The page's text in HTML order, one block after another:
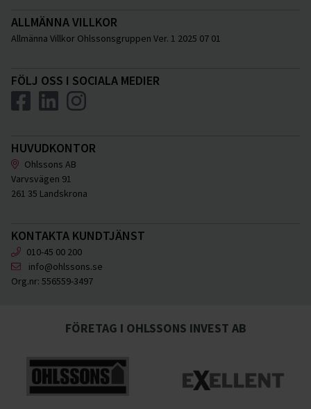
ALLMÄNNA VILLKOR
Allmänna Villkor Ohlssonsgruppen Ver. 1 2025 07 01
FÖLJ OSS I SOCIALA MEDIER
HUVUDKONTOR
Ohlssons AB
Varvsvägen 91
261 35 Landskrona
KONTAKTA KUNDTJÄNST
010-45 00 200
info@ohlssons.se
Org.nr: 556559-3497
FÖRETAG I OHLSSONS INVEST AB